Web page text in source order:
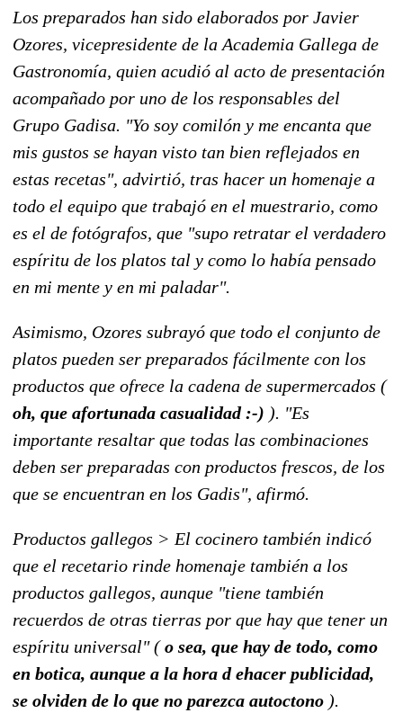
Los preparados han sido elaborados por Javier
Ozores, vicepresidente de la Academia Gallega de
Gastronomía, quien acudió al acto de presentación
acompañado por uno de los responsables del
Grupo Gadisa. "Yo soy comilón y me encanta que
mis gustos se hayan visto tan bien reflejados en
estas recetas", advirtió, tras hacer un homenaje a
todo el equipo que trabajó en el muestrario, como
es el de fotógrafos, que "supo retratar el verdadero
espíritu de los platos tal y como lo había pensado
en mi mente y en mi paladar".
Asimismo, Ozores subrayó que todo el conjunto de
platos pueden ser preparados fácilmente con los
productos que ofrece la cadena de supermercados (
oh, que afortunada casualidad :-) ). "Es
importante resaltar que todas las combinaciones
deben ser preparadas con productos frescos, de los
que se encuentran en los Gadis", afirmó.
Productos gallegos > El cocinero también indicó
que el recetario rinde homenaje también a los
productos gallegos, aunque "tiene también
recuerdos de otras tierras por que hay que tener un
espíritu universal" (o sea, que hay de todo, como
en botica, aunque a la hora d ehacer publicidad,
se olviden de lo que no parezca autoctono ).